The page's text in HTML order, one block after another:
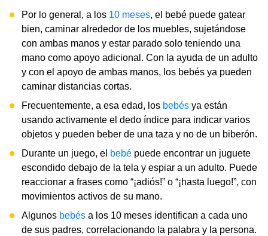
Por lo general, a los 10 meses, el bebé puede gatear
bien, caminar alrededor de los muebles, sujetándose
con ambas manos y estar parado solo teniendo una
mano como apoyo adicional. Con la ayuda de un adulto
y con el apoyo de ambas manos, los bebés ya pueden
caminar distancias cortas.
Frecuentemente, a esa edad, los bebés ya están
usando activamente el dedo índice para indicar varios
objetos y pueden beber de una taza y no de un biberón.
Durante un juego, el bebé puede encontrar un juguete
escondido debajo de la tela y espiar a un adulto. Puede
reaccionar a frases como “¡adiós!” o “¡hasta luego!”, con
movimientos activos de su mano.
Algunos bebés a los 10 meses identifican a cada uno
de sus padres, correlacionando la palabra y la persona.